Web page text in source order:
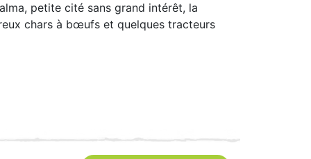
petite cité sans grand intérêt, la
chars à bœufs et quelques tracteurs